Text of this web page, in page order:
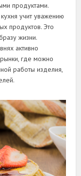
продуктами.
учит уважению
продуктов. Это
жизни.
активно
где можно
работы изделия,